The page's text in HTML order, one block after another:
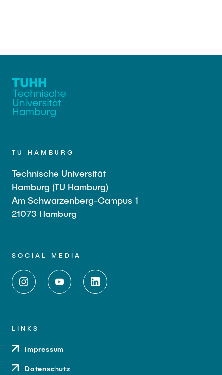
TU HAMBURG
Technische Universität
Hamburg (TU Hamburg)
Am Schwarzenberg-Campus 1
21073 Hamburg
SOCIAL MEDIA
LINKS
Impressum
Datenschutz